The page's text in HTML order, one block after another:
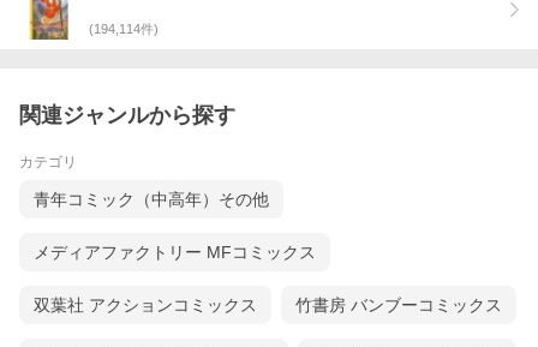
(194,114件)
関連ジャンルから探す
カテゴリ
青年コミック（中高年）その他
メディアファクトリー MFコミックス
双葉社 アクションコミックス 竹書房 バンブーコミックス